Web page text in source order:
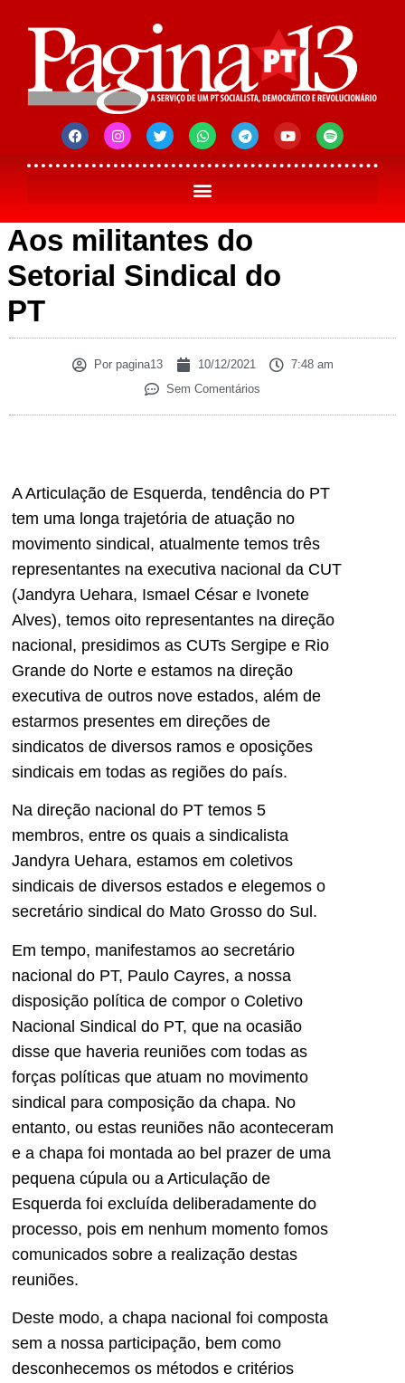
Aos militantes do
Setorial Sindical do
PT
Porpagina13 10/12/2021
7:48 am
Sem Comentários
A Articulação de Esquerda, tendência do PT
tem uma longa trajetória de atuação no
movimento sindical, atualmente temos três
representantes na executiva nacional da CUT
(Jandyra Uehara, Ismael César e Ivonete
Alves), temos oito representantes na direção
nacional, presidimos as CUTs Sergipe e Rio
Grande do Norte e estamos na direção
executiva de outros nove estados, além de
estarmos presentes em direções de
sindicatos de diversos ramos e oposições
sindicais em todas as regiões do país.
Na direção nacional do PT temos 5
membros, entre os quais a sindicalista
Jandyra Uehara, estamos em coletivos
sindicais de diversos estados e elegemos o
secretário sindical do Mato Grosso do Sul.
Em tempo, manifestamos ao secretário
nacional do PT, Paulo Cayres, a nossa
disposição política de compor o Coletivo
Nacional Sindical do PT, que na ocasião
disse que haveria reuniões com todas as
forças políticas que atuam no movimento
sindical para composição da chapa. No
entanto, ou estas reuniões não aconteceram
e a chapa foi montada ao bel prazer de uma
pequena cúpula ou a Articulação de
Esquerda foi excluída deliberadamente do
processo, pois em nenhum momento fomos
comunicados sobre a realização destas
reuniões.
Deste modo, a chapa nacional foi composta
sem a nossa participação, bem como
desconhecemos os métodos e critérios